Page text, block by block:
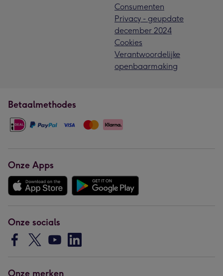
Consumenten
Privacy - geupdate
december 2024
Cookies
Verantwoordelijke
openbaarmaking
Betaalmethodes
Onze Apps
Onze socials
Onze merken